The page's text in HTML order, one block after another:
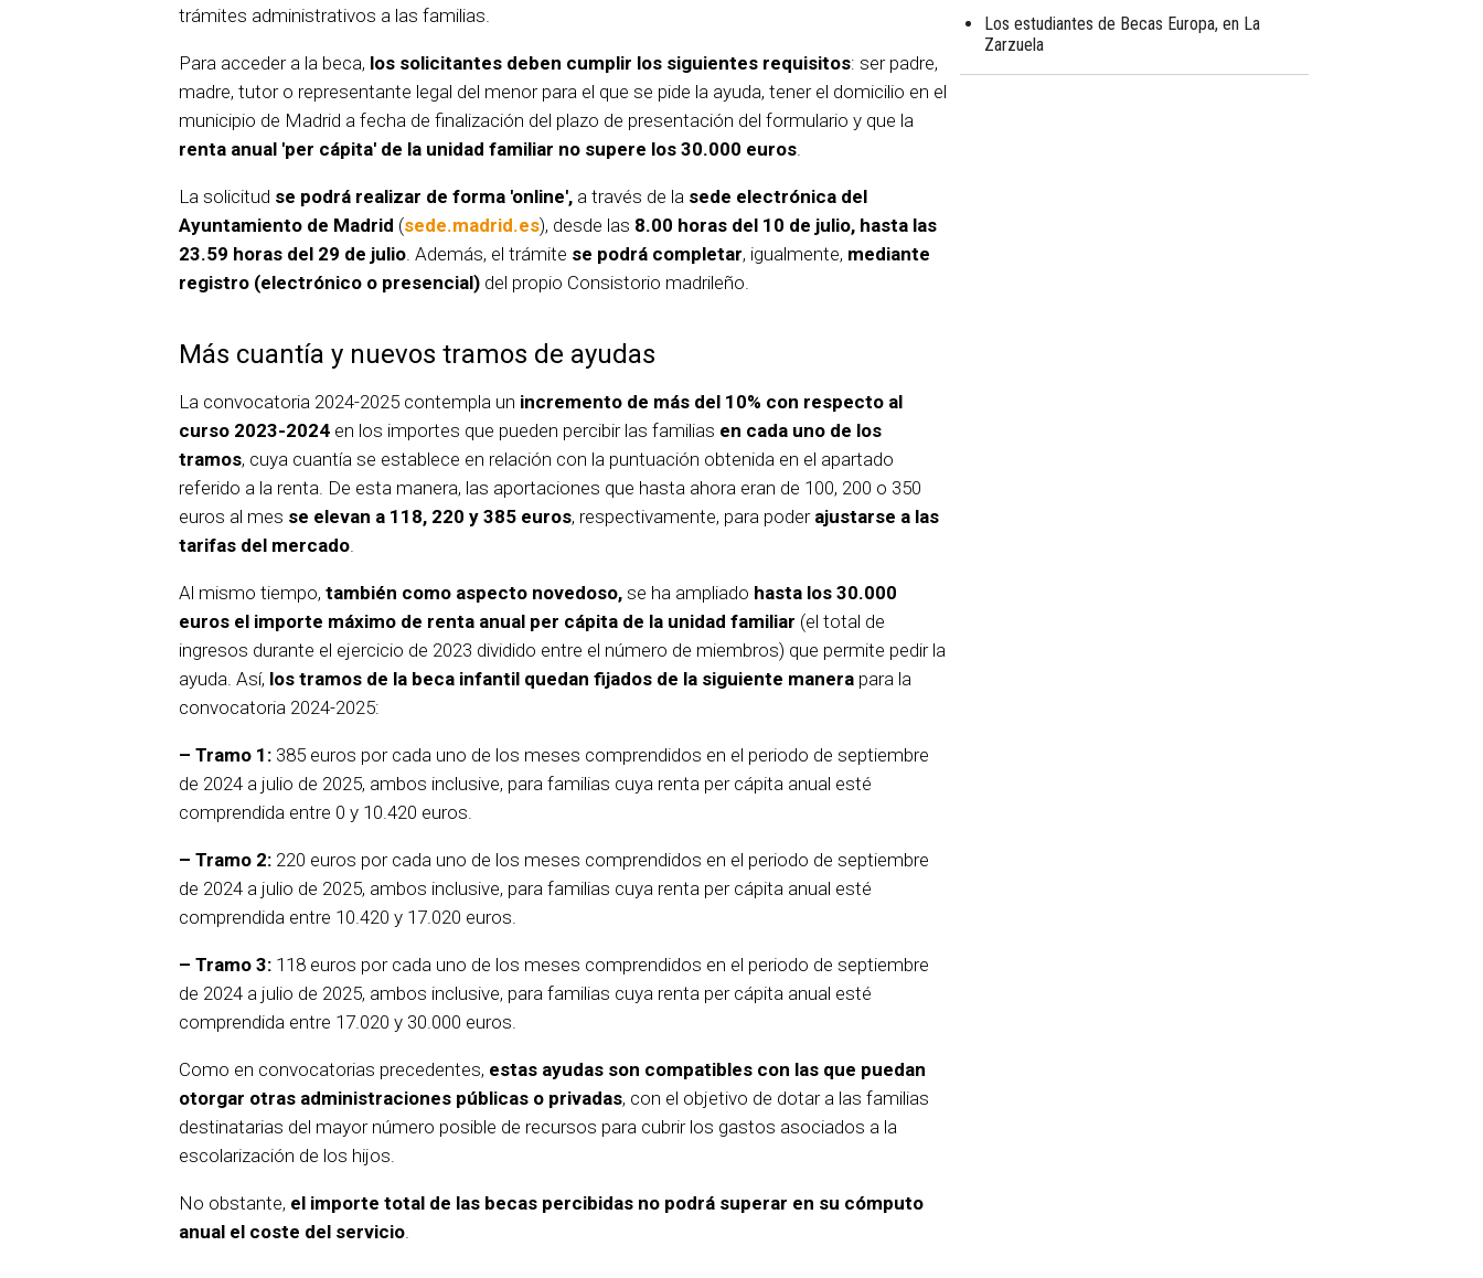
trámites administrativos a las familias.
Para acceder a la beca, los solicitantes deben cumplir los siguientes requisitos: ser padre,
madre, tutor o representante legal del menor para el que se pide la ayuda, tener el domicilio en el
municipio de Madrid a fecha de finalización del plazo de presentación del formulario y que la
renta anual 'per cápita' de la unidad familiar no supere los 30.000 euros.
La solicitud se podrá realizar de forma 'online', a través de la sede electrónica del
Ayuntamiento de Madrid (sede.madrid.es), desde las 8.00 horas del 10 de julio, hasta las
23.59 horas del 29 de julio. Además, el trámite se podrá completar, igualmente, mediante
registro (electrónico o presencial) del propio Consistorio madrileño.
Más cuantía y nuevos tramos de ayudas
La convocatoria 2024-2025 contempla un incremento de más del 10% con respecto al
curso 2023-2024 en los importes que pueden percibir las familias en cada uno de los
tramos, cuya cuantía se establece en relación con la puntuación obtenida en el apartado
referido a la renta. De esta manera, las aportaciones que hasta ahora eran de 100, 200 o 350
euros al mes se elevan a 118, 220 y 385 euros, respectivamente, para poder ajustarse a las
tarifas del mercado.
Al mismo tiempo, también como aspecto novedoso, se ha ampliado hasta los 30.000
euros el importe máximo de renta anual per cápita de la unidad familiar (el total de
ingresos durante el ejercicio de 2023 dividido entre el número de miembros) que permite pedir la
ayuda. Así, los tramos de la beca infantil quedan fijados de la siguiente manera para la
convocatoria 2024-2025:
– Tramo 1: 385 euros por cada uno de los meses comprendidos en el periodo de septiembre
de 2024 a julio de 2025, ambos inclusive, para familias cuya renta per cápita anual esté
comprendida entre 0 y 10.420 euros.
– Tramo 2: 220 euros por cada uno de los meses comprendidos en el periodo de septiembre
de 2024 a julio de 2025, ambos inclusive, para familias cuya renta per cápita anual esté
comprendida entre 10.420 y 17.020 euros.
– Tramo 3: 118 euros por cada uno de los meses comprendidos en el periodo de septiembre
de 2024 a julio de 2025, ambos inclusive, para familias cuya renta per cápita anual esté
comprendida entre 17.020 y 30.000 euros.
Como en convocatorias precedentes, estas ayudas son compatibles con las que puedan
otorgar otras administraciones públicas o privadas, con el objetivo de dotar a las familias
destinatarias del mayor número posible de recursos para cubrir los gastos asociados a la
escolarización de los hijos.
No obstante, el importe total de las becas percibidas no podrá superar en su cómputo
anual el coste del servicio.
Los estudiantes de Becas Europa, en La
Zarzuela